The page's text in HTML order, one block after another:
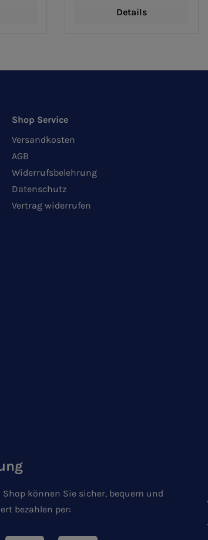
Details
Shop Service
Versandkosten
AGB
Widerrufsbelehrung
Datenschutz
Vertrag widerrufen
Shop können Sie sicher, bequem und
bezahlen per: